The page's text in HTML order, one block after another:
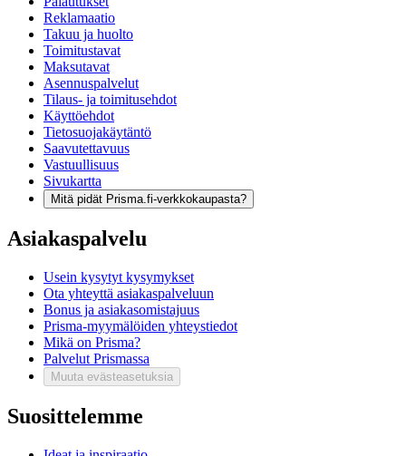
Reklamaatio
Takuu ja huolto
Toimitustavat
Maksutavat
Asennuspalvelut
Tilaus- ja toimitusehdot
Käyttöehdot
Tietosuojakäytäntö
Saavutettavuus
Vastuullisuus
Sivukartta
Mitä pidät Prisma.fi-verkkokaupasta?
Asiakaspalvelu
Usein kysytyt kysymykset
Ota yhteyttä asiakaspalveluun
Bonus ja asiakasomistajuus
Prisma-myymälöiden yhteystiedot
Mikä on Prisma?
Palvelut Prismassa
Muuta evästeasetuksia
Suosittelemme